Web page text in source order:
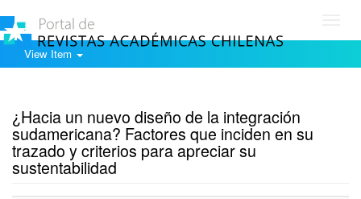
View Item
¿Hacia un nuevo diseño de la integración
sudamericana? Factores que inciden en su
trazado y criterios para apreciar su
sustentabilidad